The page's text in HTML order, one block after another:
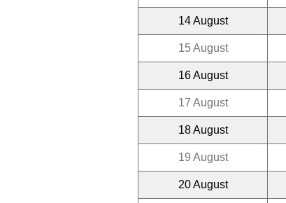
14 August
15 August
16 August
17 August
18 August
19 August
20 August